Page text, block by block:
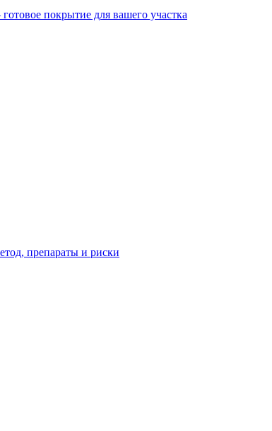
покрытие для вашего участка
препараты и риски